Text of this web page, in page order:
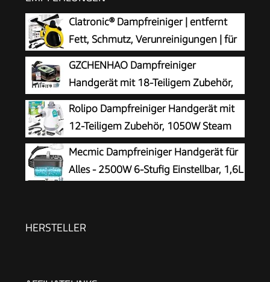
Clatronic® Dampfreiniger | entfernt
Fett, Schmutz, Verunreinigungen | für
Auto, Küche, Bad, Polster | chemiefrei |
Steam Cleaner | 360° Dampfdüse | Handgerät
mit 5 m Kabel & Zubehör | DR 3653
GZCHENHAO Dampfreiniger
Handgerät mit 18-Teiligem Zubehör,
2500W & 9s Turbo-Dampf mit 5 BAR
Druck – 99,99% Reinigung & 100%
Natürlich,Steam Cleaner für Boden, Küche, Bad,
Fenster, Polster & Auto
Rolipo Dampfreiniger Handgerät mit
12-Teiligem Zubehör, 1050W Steam
Cleaner für Haushalt, Küche, Bad,
Fenster, Polster & Auto–100% Chemiefrei,
Hochdruck-Dampf gegen Schmutz Fett &
Mecmic Dampfreiniger Handgerät für
Alles - 2500W 6-Stufig Einstellbar, 1,6L
Dampfreinigung für Boden,
HERSTELLER